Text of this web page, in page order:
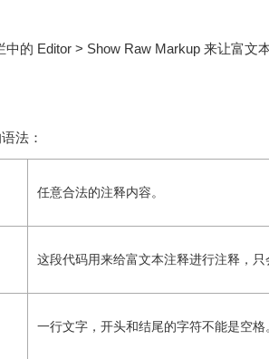
的 Editor > Show Raw Markup 来让富
法：
任意合法的注释内容。
这段代码用来给富文本注释进行注释，只
一行文字，开头和结尾的字符不能是空格